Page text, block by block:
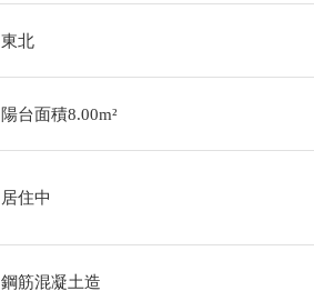
東北
陽台面積8.00m²
居住中
鋼筋混凝土造